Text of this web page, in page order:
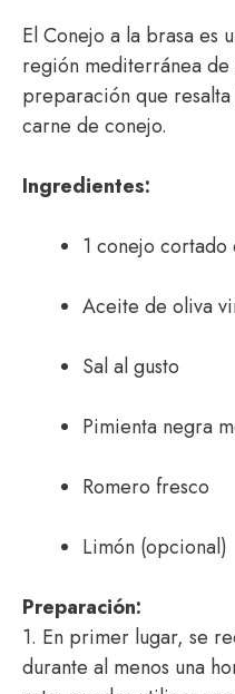
El Conejo a la brasa es
región mediterránea
preparación que
carne de conejo.
Ingredientes:
1 conejo cortado
Aceite de oliva
Sal al gusto
Pimienta negra
Romero fresco
Limón (opcional)
Preparación:
1. En primer lugar, se
durante al menos una